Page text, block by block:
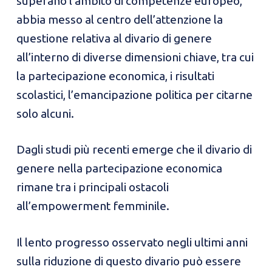
abbia messo al centro dell’attenzione la
questione relativa al divario di genere
all’interno di diverse dimensioni chiave, tra cui
la partecipazione economica, i risultati
scolastici, l’emancipazione politica per citarne
solo alcuni.
Dagli studi più recenti emerge che il divario di
genere nella partecipazione economica
rimane tra i principali ostacoli
all’empowerment femminile.
Il lento progresso osservato negli ultimi anni
sulla riduzione di questo divario può essere